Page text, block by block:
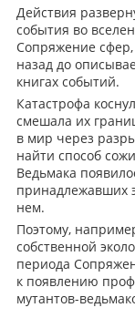
Действия
события во
Сопряжение
назад до
книгах событий.
Катастрофа
смешала их
в мир через
найти способ
Ведьмака
принадлежавших
нем.
Поэтому,
собственной
периода
к появлению
мутантов-